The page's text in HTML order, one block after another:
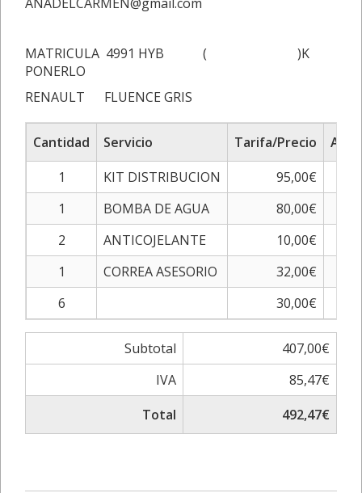
MATRICULA 4991 HYB ( )K
PONERLO
RENAULT FLUENCE GRIS
Cantidad Servicio Tarifa/Precio
1
KIT DISTRIBUCION 95,00€
1
BOMBA DE AGUA 80,00€
2
ANTICOJELANTE 10,00€
1
CORREA ASESORIO 32,00€
6
30,00€
Subtotal
407,00€
IVA
85,47€
Total
492,47€